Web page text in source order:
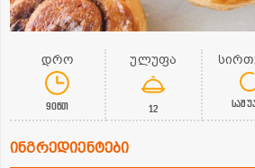
დრო
90წთ
ულუფა
12
ინგრედიენტები